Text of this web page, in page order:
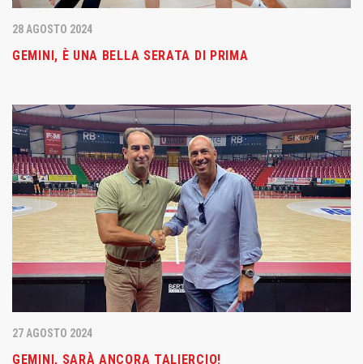
28 AGOSTO 2024
GEMINI, È UNA BELLA SERATA DI PRIMA
27 AGOSTO 2024
GEMINI, SARÀ ANCORA TALIERCIO!